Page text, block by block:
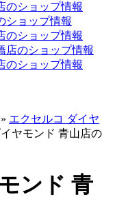
のショップ情報
ショップ情報
のショップ情報
店のショップ情報
のショップ情報
» エクセルコ ダイヤ
ヤモンド 青山店の
ンド 青